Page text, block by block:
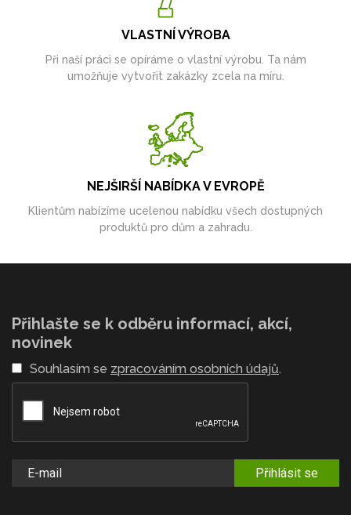
VLASTNÍ VÝROBA
Při naší práci se opíráme o vlastní výrobu. Ta nám
umožňuje vytvořit zakázky zcela na míru.
NEJŠIRŠÍ NABÍDKA V EVROPĚ
Klientům nabízíme ucelenou nabídku všech dostupných
produktů pro dům a zahradu.
Přihlašte se k odběru informací, akcí,
novinek
Souhlasím se zpracováním osobních údajů.
Přihlásit se